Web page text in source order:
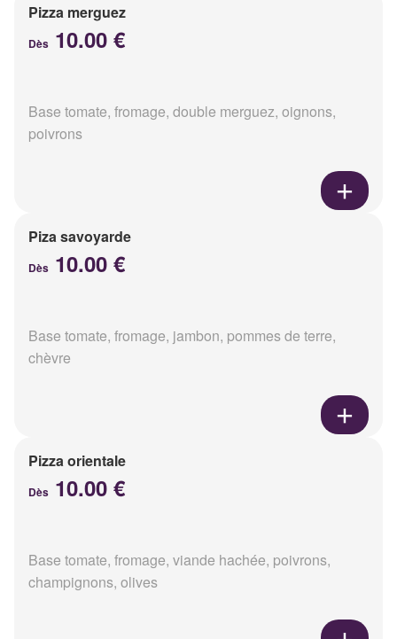
Pizza merguez
Dès 10.00 €
Base tomate, fromage, double merguez, oignons,
poivrons
Piza savoyarde
Dès 10.00 €
Base tomate, fromage, jambon, pommes de terre,
chèvre
Pizza orientale
Dès 10.00 €
Base tomate, fromage, viande hachée, poivrons,
champignons, olives